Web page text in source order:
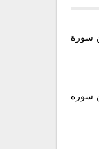
سورة
سورة